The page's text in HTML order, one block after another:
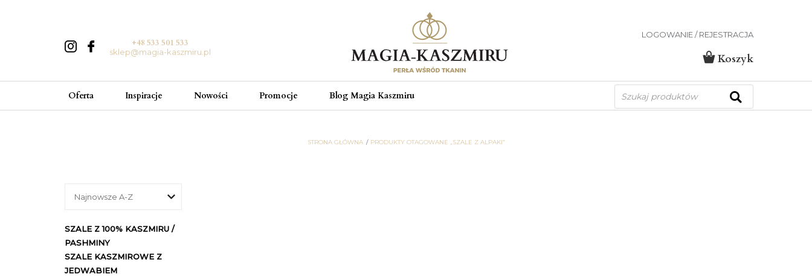
+48 533 501 533
sklep@magia-kaszmiru.pl
LOGOWANIE / REJESTRACJA
Koszyk
Oferta Inspiracje Nowości Promocje Blog Magia Kaszmiru
Wyszukiwarka
produktów
STRONA GŁÓWNA PRODUKTY OTAGOWANE „SZALE Z ALPAKI”
SZALE Z 100% KASZMIRU /
PASHMINY
SZALE KASZMIROWE Z
JEDWABIEM